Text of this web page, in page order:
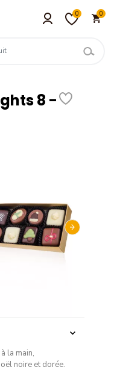
0 0
8 -
la main,
noire et dorée.